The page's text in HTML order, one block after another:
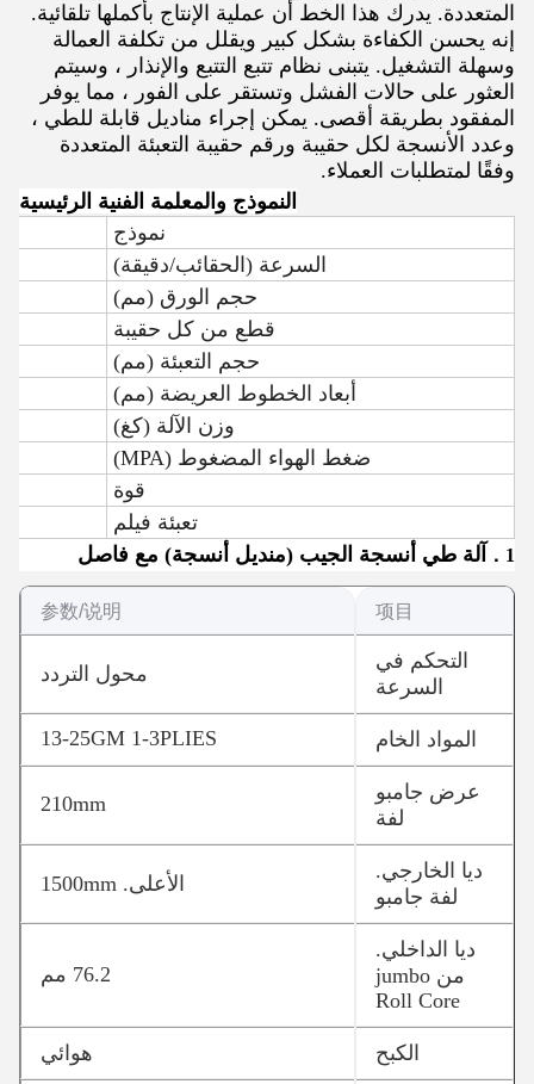
المتعددة. يدرك هذا الخط أن عملية الإنتاج بأكملها تلقائية.
إنه يحسن الكفاءة بشكل كبير ويقلل من تكلفة العمالة
وسهلة التشغيل. يتبنى نظام تتبع التتبع والإنذار ، وسيتم
العثور على حالات الفشل وتستقر على الفور ، مما يوفر
المفقود بطريقة أقصى. يمكن إجراء مناديل قابلة للطي ،
وعدد الأنسجة لكل حقيبة ورقم حقيبة التعبئة المتعددة
وفقًا لمتطلبات العملاء.
النموذج والمعلمة الفنية الرئيسية
نموذج
السرعة (الحقائب/دقيقة)
حجم الورق (مم)
قطع من كل حقيبة
حجم التعبئة (مم)
أبعاد الخطوط العريضة (مم)
وزن الآلة (كغ)
ضغط الهواء المضغوط (MPA)
قوة
تعبئة فيلم
1． آلة طي أنسجة الجيب (منديل أنسجة) مع فاصل
项目
参数/说明
التحكم في
السرعة
محول التردد
المواد الخام 13-25GM 1-3PLIES
عرض جامبو
لفة
210mm
ديا الخارجي.
لفة جامبو
الأعلى. 1500mm
ديا الداخلي.
من jumbo
Roll Core
76.2 مم
الكبح هوائي